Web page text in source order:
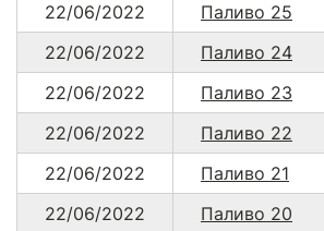
22/06/2022
Паливо 25
22/06/2022
Паливо 24
22/06/2022
Паливо 23
22/06/2022
Паливо 22
22/06/2022
Паливо 21
22/06/2022
Паливо 20